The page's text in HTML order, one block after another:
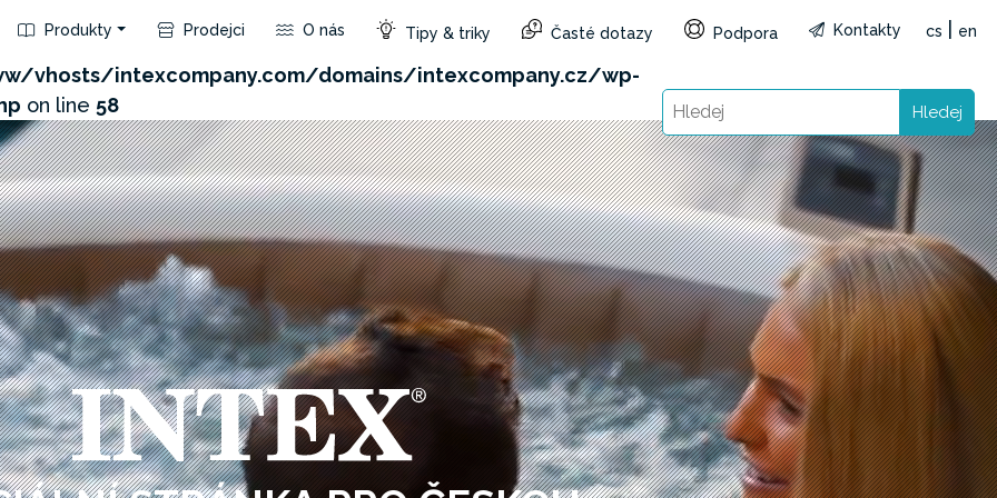
product/api.php?id=265&not_use_region=1&reg=CZ&lang=cs): Failed to open stream: HTTP
vhosts/intexcompany.com/domains/intexcompany.cz/wp-
on line 58
Produkty Prodejci O nás Tipy & triky Časté dotazy Podpora Kontakty cs en
Hledej